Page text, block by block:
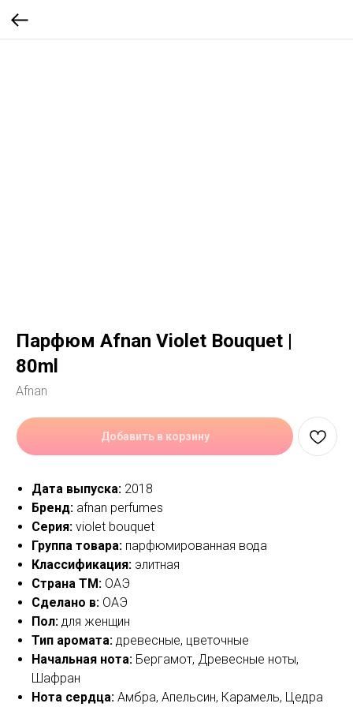
Парфюм Afnan Violet Bouquet |
80ml
Afnan
Добавить в корзину
Дата выпуска: 2018
Бренд: afnan perfumes
Серия: violet bouquet
Группа товара: парфюмированная вода
Классификация: элитная
Страна ТМ: ОАЭ
Сделано в: ОАЭ
Пол: для женщин
Тип аромата: древесные, цветочные
Начальная нота: Бергамот, Древесные ноты,
Шафран
Нота сердца: Амбра, Апельсин, Карамель, Цедра